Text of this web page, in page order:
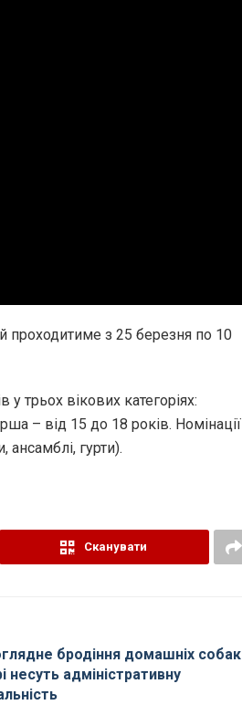
проходитиме з 25 березня по 10
у трьох вікових категоріях:
– від 15 до 18 років. Номінації
ансамблі, гурти).
Сканувати
бродіння домашніх собак
несуть адміністративну